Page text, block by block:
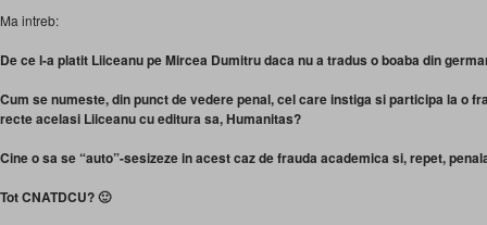
Ma intreb:
De ce l-a platit Liiceanu pe Mircea Dumitru daca nu a tradus o boaba din
Cum se numeste, din punct de vedere penal, cel care instiga si participa la o
recte acelasi Liiceanu cu editura sa, Humanitas?
Cine o sa se “auto”-sesizeze in acest caz de frauda academica si, repet,
Tot CNATDCU? 🙂